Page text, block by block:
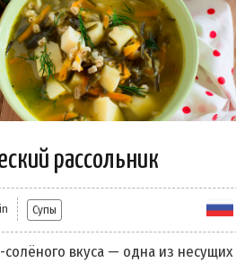
рассольник
Супы
вкуса — одна из несущих